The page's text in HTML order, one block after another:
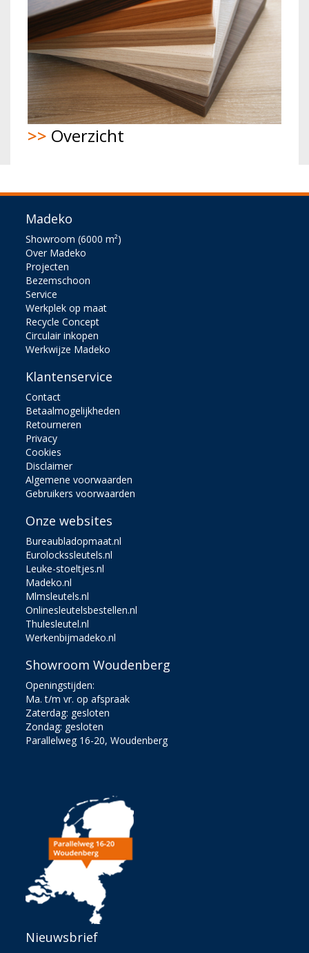
>> Overzicht
Madeko
Showroom (6000 m²)
Over Madeko
Projecten
Bezemschoon
Service
Werkplek op maat
Recycle Concept
Circulair inkopen
Werkwijze Madeko
Klantenservice
Contact
Betaalmogelijkheden
Retourneren
Privacy
Cookies
Disclaimer
Algemene voorwaarden
Gebruikers voorwaarden
Onze websites
Bureaubladopmaat.nl
Eurolockssleutels.nl
Leuke-stoeltjes.nl
Madeko.nl
Mlmsleutels.nl
Onlinesleutelsbestellen.nl
Thulesleutel.nl
Werkenbijmadeko.nl
Showroom Woudenberg
Openingstijden:
Ma. t/m vr. op afspraak
Zaterdag: gesloten
Zondag: gesloten
Parallelweg 16-20, Woudenberg
Nieuwsbrief